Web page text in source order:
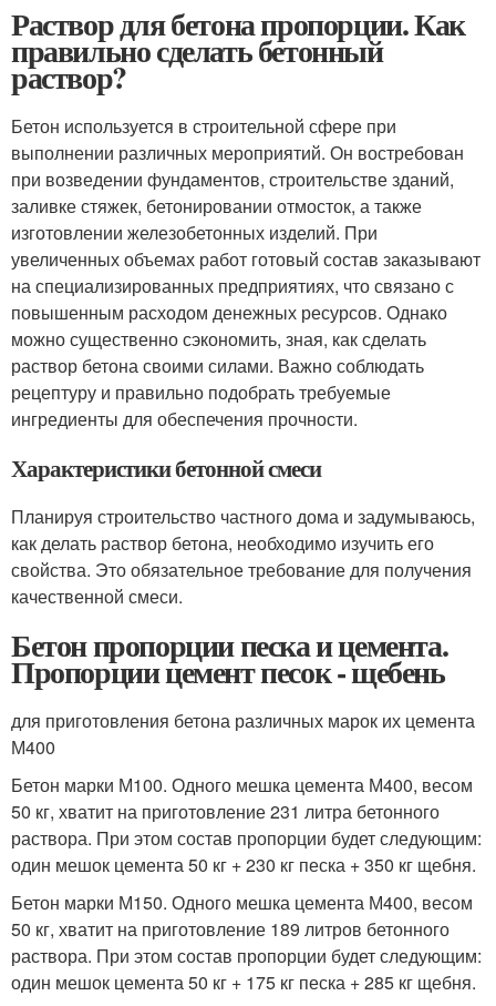
Раствор для бетона пропорции. Как
правильно сделать бетонный
раствор?
Бетон используется в строительной сфере при
выполнении различных мероприятий. Он востребован
при возведении фундаментов, строительстве зданий,
заливке стяжек, бетонировании отмосток, а также
изготовлении железобетонных изделий. При
увеличенных объемах работ готовый состав заказывают
на специализированных предприятиях, что связано с
повышенным расходом денежных ресурсов. Однако
можно существенно сэкономить, зная, как сделать
раствор бетона своими силами. Важно соблюдать
рецептуру и правильно подобрать требуемые
ингредиенты для обеспечения прочности.
Характеристики бетонной смеси
Планируя строительство частного дома и задумываюсь,
как делать раствор бетона, необходимо изучить его
свойства. Это обязательное требование для получения
качественной смеси.
Бетон пропорции песка и цемента.
Пропорции цемент песок - щебень
для приготовления бетона различных марок их цемента
М400
Бетон марки М100. Одного мешка цемента М400, весом
50 кг, хватит на приготовление 231 литра бетонного
раствора. При этом состав пропорции будет следующим:
один мешок цемента 50 кг + 230 кг песка + 350 кг щебня.
Бетон марки М150. Одного мешка цемента М400, весом
50 кг, хватит на приготовление 189 литров бетонного
раствора. При этом состав пропорции будет следующим:
один мешок цемента 50 кг + 175 кг песка + 285 кг щебня.